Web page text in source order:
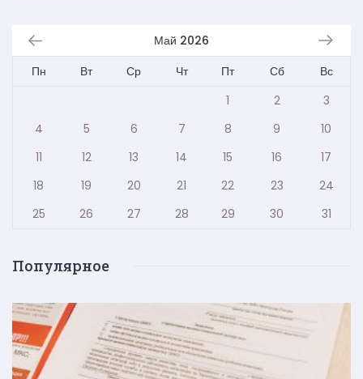
Май 2026
Пн
Вт Ср Чт Пт Сб
Вс
1
2
3
4
5 6 7 8 9
10
11
12 13 14 15 16
17
18
19 20 21 22 23
24
25
26 27 28 29 30 31
Популярное